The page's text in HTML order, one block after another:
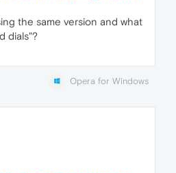
the same version and what
dials"?
Opera for Windows